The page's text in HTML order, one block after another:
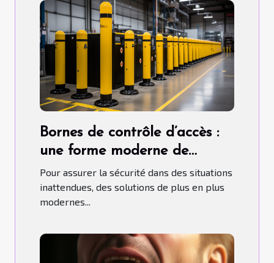
Bornes de contrôle d’accès :
une forme moderne de
contrôle d'accès
Pour assurer la sécurité dans des situations
inattendues, des solutions de plus en plus
modernes...